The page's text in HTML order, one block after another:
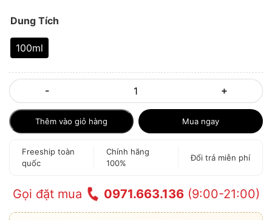
Dung Tích
100ml
- +
Thêm vào giỏ hàng Mua ngay
Freeship toàn
quốc
Chính hãng
100%
Đổi trả miễn phí
Gọi đặt mua 0971.663.136(9:00-21:00)